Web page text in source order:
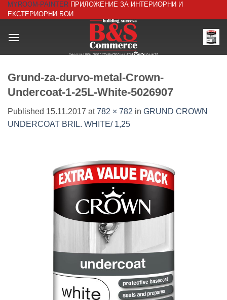
Skip
to
MYROOM-PAINTER ПРИЛОЖЕНИЕ ЗА ИНТЕРИОРНИ И
ЕКСТЕРИОРНИ БОИ
Grund-za-durvo-metal-Crown-
Undercoat-1-25L-White-5026907
Published 15.11.2017 at782 × 782 in GRUND CROWN
UNDERCOAT BRIL. WHITE/ 1,25